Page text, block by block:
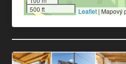
500 ft
Leaflet | Mapový